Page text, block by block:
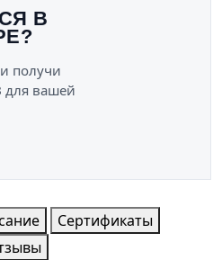
В
получи
для вашей
Сертификаты